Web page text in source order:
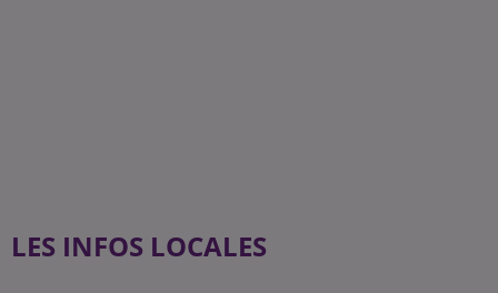
LES INFOS LOCALES